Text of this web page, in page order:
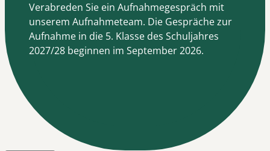
Verabreden Sie ein Aufnahmegespräch mit
unserem Aufnahmeteam. Die Gespräche zur
Aufnahme in die 5. Klasse des Schuljahres
2027/28 beginnen im September 2026.